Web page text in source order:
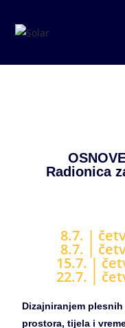
Radionica
8.7. |
8.7. |
15.7. |
22.7. |
Dizajniranjem
prostora, tijela i